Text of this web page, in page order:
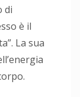
di
è il
La sua